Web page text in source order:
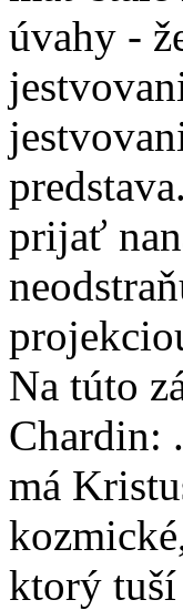
úvahy -
prijať
Na túto
Chardin:
má
ktorý tuší